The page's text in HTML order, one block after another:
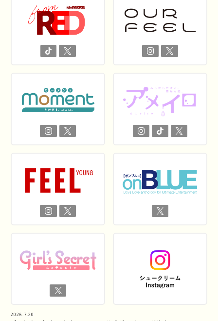
2026.7.20